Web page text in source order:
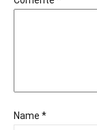
Name *